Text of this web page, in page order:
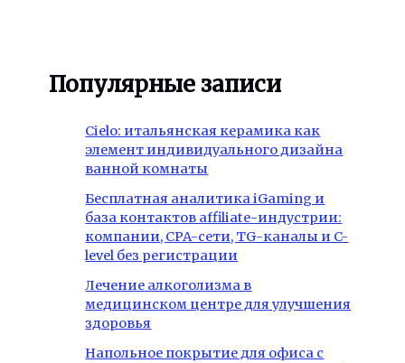
Популярные записи
Cielo: итальянская керамика как
элемент индивидуального дизайна
ванной комнаты
Бесплатная аналитика iGaming и
база контактов affiliate-индустрии:
компании, CPA-сети, TG-каналы и C-
level без регистрации
Лечение алкоголизма в
медицинском центре для улучшения
здоровья
Напольное покрытие для офиса с